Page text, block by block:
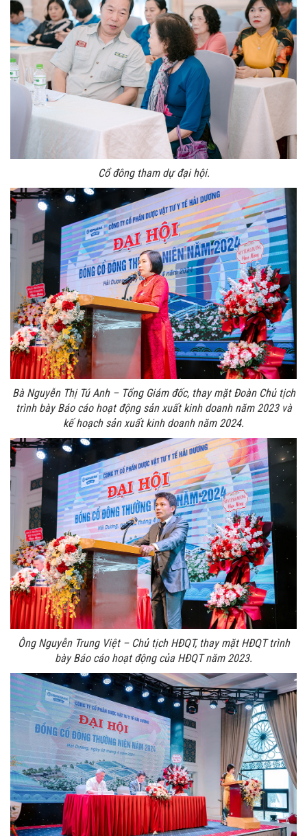
Cổ đông tham dự đại hội.
Bà Nguyễn Thị Tú Anh – Tổng Giám đốc, thay mặt Đoàn Chủ tịch
trình bày Báo cáo hoạt động sản xuất kinh doanh năm 2023 và
kế hoạch sản xuất kinh doanh năm 2024.
Ông Nguyễn Trung Việt – Chủ tịch HĐQT, thay mặt HĐQT trình
bày Báo cáo hoạt động của HĐQT năm 2023.